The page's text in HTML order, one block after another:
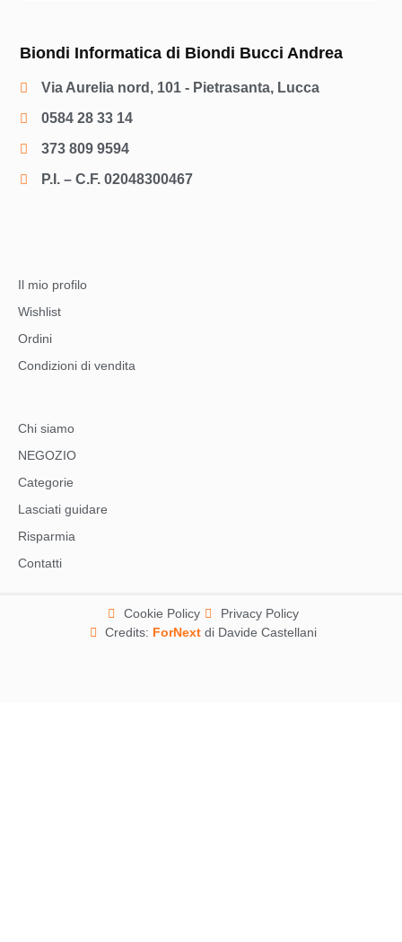
Biondi Informatica di Biondi Bucci Andrea
Via Aurelia nord, 101 - Pietrasanta, Lucca
0584 28 33 14
373 809 9594
P.I. – C.F. 02048300467
Il mio profilo
Wishlist
Ordini
Condizioni di vendita
Chi siamo
NEGOZIO
Categorie
Lasciati guidare
Risparmia
Contatti
Cookie Policy
Privacy Policy
Credits: ForNextdi Davide Castellani